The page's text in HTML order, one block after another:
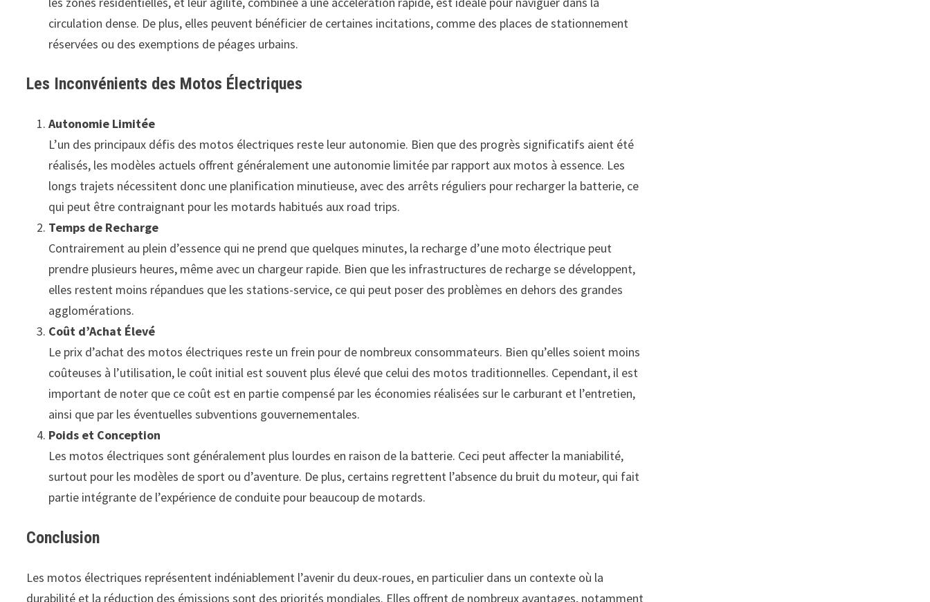
circulation dense. De plus, elles peuvent bénéficier de certaines incitations, comme des places de stationnement
réservées ou des exemptions de péages urbains.
Les Inconvénients des Motos Électriques
Autonomie Limitée
L’un des principaux défis des motos électriques reste leur autonomie. Bien que des progrès significatifs aient été
réalisés, les modèles actuels offrent généralement une autonomie limitée par rapport aux motos à essence. Les
longs trajets nécessitent donc une planification minutieuse, avec des arrêts réguliers pour recharger la batterie, ce
qui peut être contraignant pour les motards habitués aux road trips.
Temps de Recharge
Contrairement au plein d’essence qui ne prend que quelques minutes, la recharge d’une moto électrique peut
prendre plusieurs heures, même avec un chargeur rapide. Bien que les infrastructures de recharge se développent,
elles restent moins répandues que les stations-service, ce qui peut poser des problèmes en dehors des grandes
agglomérations.
Coût d’Achat Élevé
Le prix d’achat des motos électriques reste un frein pour de nombreux consommateurs. Bien qu’elles soient moins
coûteuses à l’utilisation, le coût initial est souvent plus élevé que celui des motos traditionnelles. Cependant, il est
important de noter que ce coût est en partie compensé par les économies réalisées sur le carburant et l’entretien,
ainsi que par les éventuelles subventions gouvernementales.
Poids et Conception
Les motos électriques sont généralement plus lourdes en raison de la batterie. Ceci peut affecter la maniabilité,
surtout pour les modèles de sport ou d’aventure. De plus, certains regrettent l’absence du bruit du moteur, qui fait
partie intégrante de l’expérience de conduite pour beaucoup de motards.
Conclusion
Les motos électriques représentent indéniablement l’avenir du deux-roues, en particulier dans un contexte où la
durabilité et la réduction des émissions sont des priorités mondiales. Elles offrent de nombreux avantages, notamment